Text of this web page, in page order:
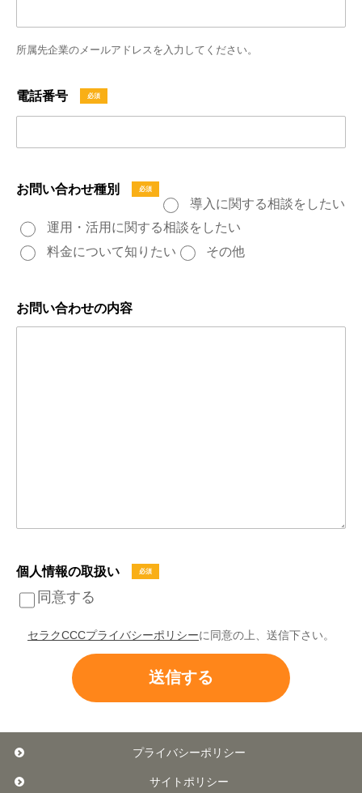
所属先企業のメールアドレスを入力してください。
電話番号
お問い合わせ種別
導入に関する相談をしたい
運用・活用に関する相談をしたい
料金について知りたい
その他
お問い合わせの内容
個人情報の取扱い
同意する
セラクCCCプライバシーポリシーに同意の上、送信下さい。
プライバシーポリシー
サイトポリシー